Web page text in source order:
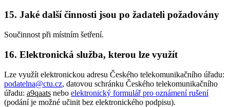
15. Jaké další činnosti jsou po žadateli požadovány
Součinnost při místním šetření.
16. Elektronická služba, kterou lze využít
Lze využít elektronickou adresu Českého telekomunikačního úřadu:
podatelna@ctu.cz, datovou schránku Českého telekomunikačního
úřadu: a9qaats nebo elektronický formulář pro oznámení rušení
(podání je možné učinit bez elektronického podpisu).